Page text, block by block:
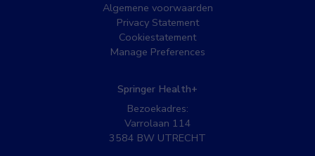
Algemene voorwaarden
Privacy Statement
Cookiestatement
Manage Preferences
Springer Health+
Bezoekadres:
Varrolaan 114
3584 BW UTRECHT